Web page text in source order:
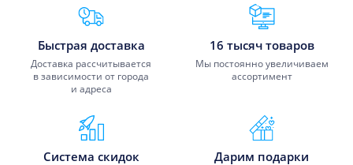
Преимущества Fixmobile
Быстрая доставка
Доставка рассчитывается
в зависимости от города
и адреса
16 тысяч товаров
Мы постоянно увеличиваем
ассортимент
Система скидок Дарим подарки